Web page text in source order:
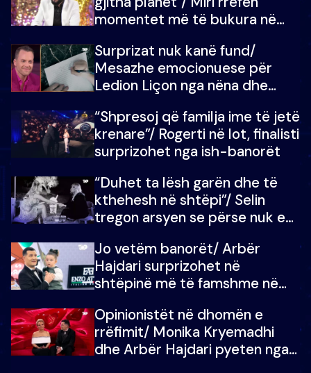
momentet më të bukura në
mungojë zilja e mëngjesit kur…
Surprizat nuk kanë fund/
Mesazhe emocionuese për
Ledion Liçon nga nëna dhe
mban dot lotët: Nuk meritoj…
“Shpresoj që familja ime të jetë
krenare”/ Rogerti në lot, finalisti
surprizohet nga ish-banorët
“Duhet ta lësh garën dhe të
kthehesh në shtëpi”/ Selin
tregon arsyen se përse nuk e
çoja luftën time deri në fund
Jo vetëm banorët/ Arbër
Hajdari surprizohet në
shtëpinë më të famshme në
vajzën e tij
Opinionistët në dhomën e
rrëfimit/ Monika Kryemadhi
dhe Arbër Hajdari pyeten nga